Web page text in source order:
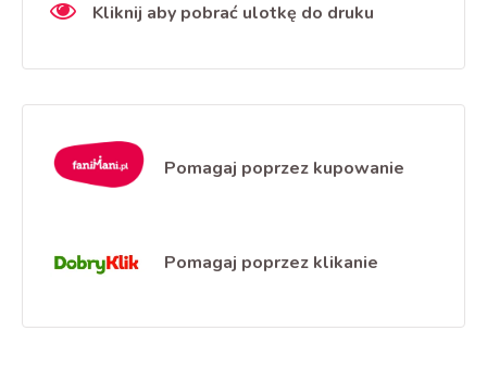
Kliknij aby pobrać ulotkę do druku
Pomagaj poprzez kupowanie
Pomagaj poprzez klikanie